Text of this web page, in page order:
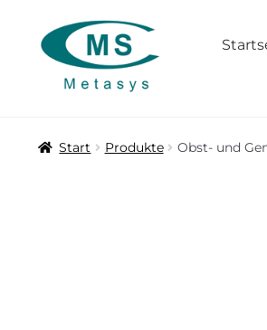
Zur
Navigation
springen
Zum
Inhalt
springen
Start Produkte Obst- und